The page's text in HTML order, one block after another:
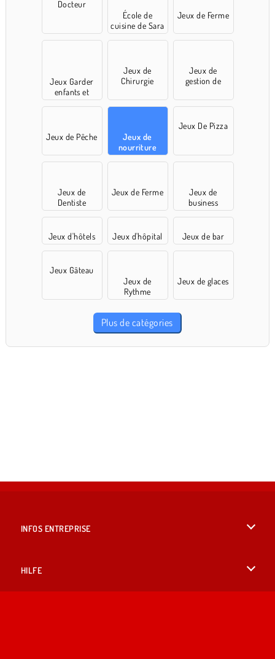
Docteur
École de
cuisine de Sara
Jeux de Ferme
Jeux Garder
enfants et
animaux
Jeux de
Chirurgie
Jeux de
gestion de
Jeux de Pêche
Jeux de
nourriture
Jeux De Pizza
Jeux de
Dentiste
Jeux de Ferme
Jeux de
business
Jeux d'hôtels Jeux d'hôpital Jeux de bar
Jeux Gâteau
Jeux de
Rythme
Jeux de glaces
Plus de catégories
INFOS ENTREPRISE
HILFE